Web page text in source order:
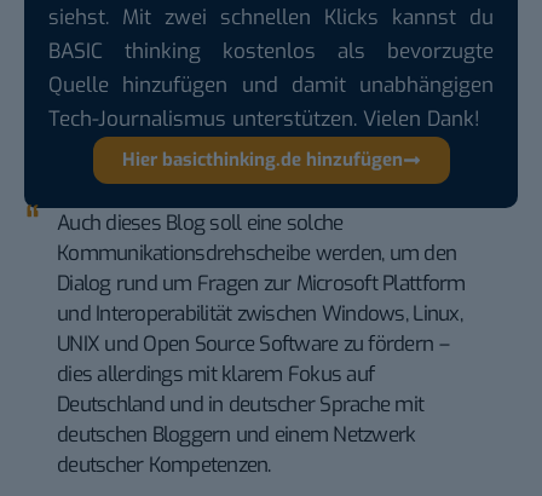
siehst. Mit zwei schnellen Klicks kannst du
BASIC thinking kostenlos als bevorzugte
Quelle hinzufügen und damit unabhängigen
Tech-Journalismus unterstützen. Vielen Dank!
Hier basicthinking.de hinzufügen
Auch dieses Blog soll eine solche
Kommunikationsdrehscheibe werden, um den
Dialog rund um Fragen zur Microsoft Plattform
und Interoperabilität zwischen Windows, Linux,
UNIX und Open Source Software zu fördern –
dies allerdings mit klarem Fokus auf
Deutschland und in deutscher Sprache mit
deutschen Bloggern und einem Netzwerk
deutscher Kompetenzen.